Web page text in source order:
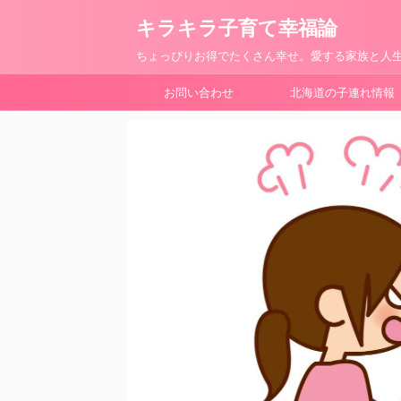
キラキラ子育て幸福論
ちょっぴりお得でたくさん幸せ。愛する家族と人
お問い合わせ 北海道の子連れ情報